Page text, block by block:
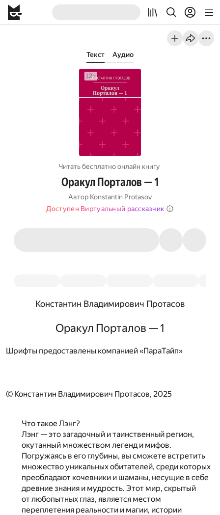
Текст Аудио
Читать бесплатно онлайн книгу
Оракул Порталов — 1
Автор Konstantin Protasov
Доступен Виртуальный рассказчик
Константин Владимирович Протасов
Оракул Порталов — 1
Шрифты предоставлены компанией «ПараТайп»
© Константин Владимирович Протасов, 2025
Что такое Лэнг?
Лэнг — это загадочный и таинственный регион,
окутанный множеством легенд и мифов.
Погружаясь в его глубины, вы сможете встретить
множество уникальных обитателей, среди которых
преобладают кочевники и шаманы, несущие в себе
древние знания и мудрость. Этот мир, скрытый
от любопытных глаз, является местом
переплетения реальности и магии, истории